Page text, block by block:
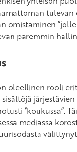
omistaminen
paremmin
oleellinen rooli
”koukussa”.
mediassa